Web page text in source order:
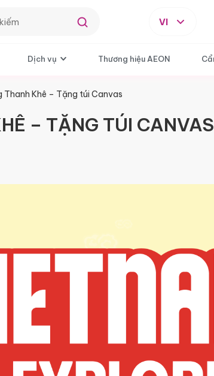
VI
Dịch vụ Thương hiệu AEON
Thanh Khê – Tặng túi Canvas
– TẶNG TÚI CANVAS